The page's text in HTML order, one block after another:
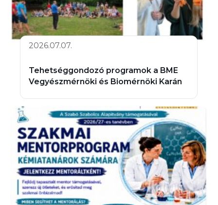
2026.07.07.
Tehetséggondozó programok a BME
Vegyészmérnöki és Biomérnöki Karán